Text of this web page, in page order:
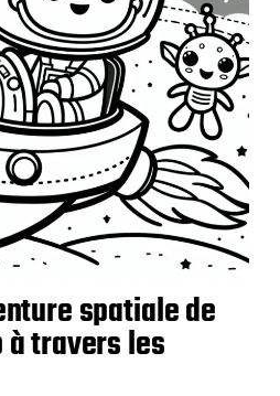
spatiale de
travers les